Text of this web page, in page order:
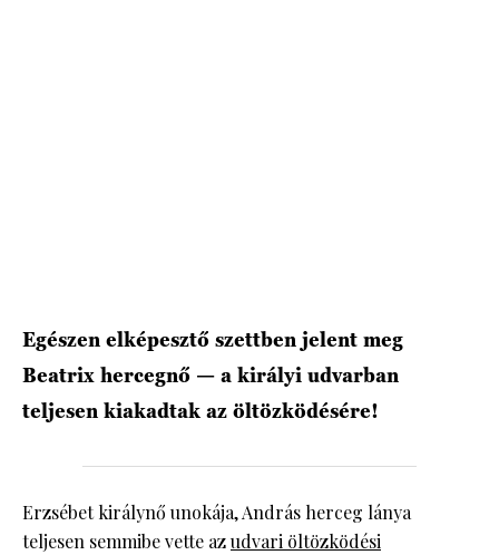
Egészen elképesztő szettben jelent meg
Beatrix hercegnő — a királyi udvarban
teljesen kiakadtak az öltözködésére!
Erzsébet királynő unokája, András herceg lánya
teljesen semmibe vette azudvari öltözködési